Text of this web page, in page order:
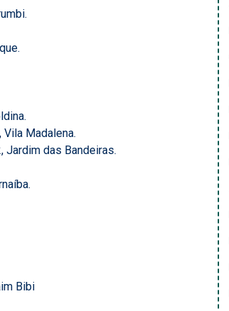
Vila Madalena.
Jardim das Bandeiras.
Bibi